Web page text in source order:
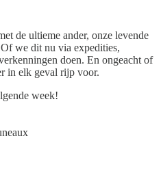
de ultieme ander, onze levende
we dit nu via expedities,
doen. En ongeacht of
in elk geval rijp voor.
week!